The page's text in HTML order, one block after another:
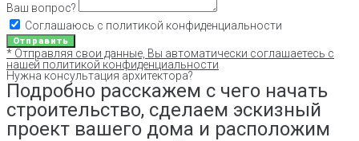
Ваш вопрос?
Соглашаюсь с политикой конфиденциальности
Отправить
* Отправляя свои данные, Вы автоматически соглашаетесь с
нашей политикой конфиденциальности
Нужна консультация архитектора?
Подробно расскажем с чего начать
строительство, сделаем эскизный
проект вашего дома и расположим